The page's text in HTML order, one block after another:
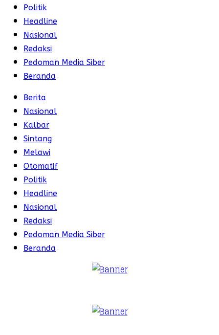
Politik
Headline
Nasional
Redaksi
Pedoman Media Siber
Beranda
Berita
Nasional
Kalbar
Sintang
Melawi
Otomatif
Politik
Headline
Nasional
Redaksi
Pedoman Media Siber
Beranda